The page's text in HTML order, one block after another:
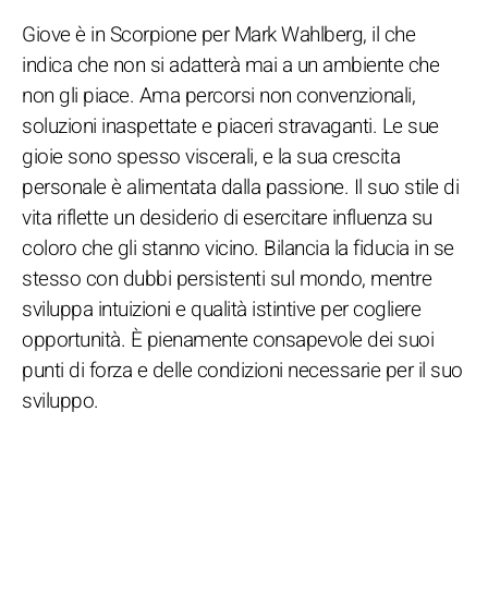
Giove è in Scorpione per Mark Wahlberg, il che
indica che non si adatterà mai a un ambiente che
non gli piace. Ama percorsi non convenzionali,
soluzioni inaspettate e piaceri stravaganti. Le sue
gioie sono spesso viscerali, e la sua crescita
personale è alimentata dalla passione. Il suo stile di
vita riflette un desiderio di esercitare influenza su
coloro che gli stanno vicino. Bilancia la fiducia in se
stesso con dubbi persistenti sul mondo, mentre
sviluppa intuizioni e qualità istintive per cogliere
opportunità. È pienamente consapevole dei suoi
punti di forza e delle condizioni necessarie per il suo
sviluppo.